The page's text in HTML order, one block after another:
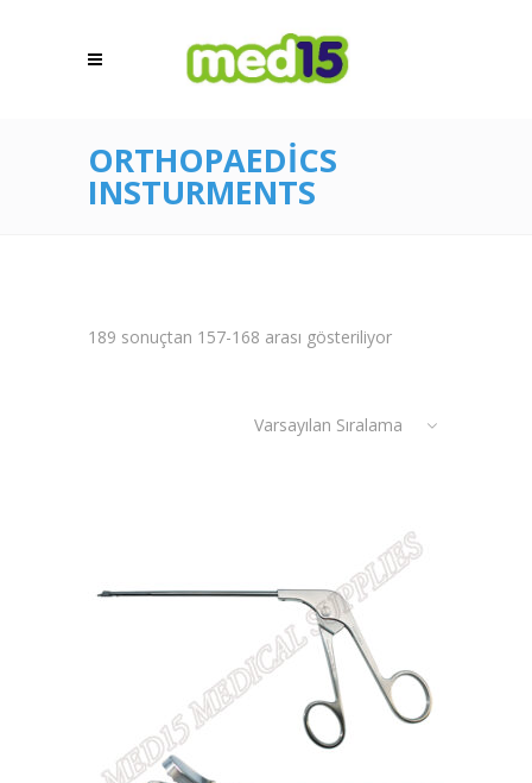
ORTHOPAEDICS
INSTURMENTS
189 sonuçtan 157-168 arası gösteriliyor
Varsayılan Sıralama